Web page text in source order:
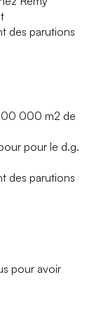
des parutions
000 m2 de
pour le d.g.
des parutions
pour avoir